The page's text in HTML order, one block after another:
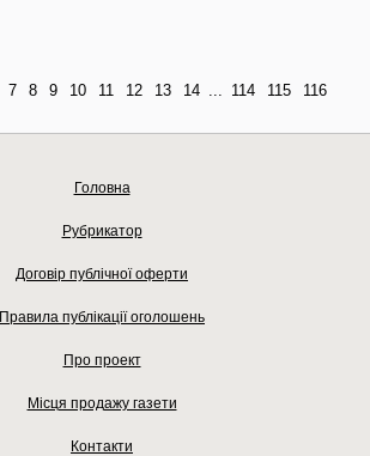
7 8 9 10 11 12 13 14 ... 114 115 116
Головна
Рубрикатор
Договір публічної оферти
Правила публікації оголошень
Про проект
Місця продажу газети
Контакти